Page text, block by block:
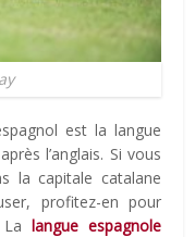
est la langue
l’anglais. Si vous
la capitale catalane
profitez-en pour
Lalangue espagnole